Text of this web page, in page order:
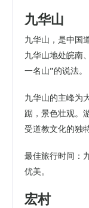
九华山
九华山，是中国
九华山地处皖南
一名山”的说法。
九华山的主峰为
踞，景色壮观。
受道教文化的独
最佳旅行时间：
优美。
宏村